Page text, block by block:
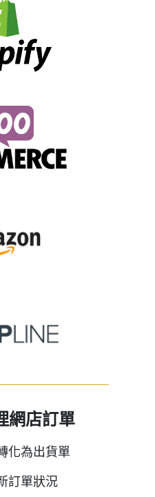
網店訂單
化為出貨單
訂單狀況